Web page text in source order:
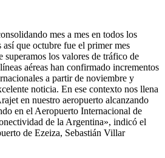
mes a mes en todos los
así que octubre fue el primer mes
superamos los valores de tráfico de
aéreas han confirmado incrementos
a partir de noviembre y
noticia. En ese contexto nos llena
en nuestro aeropuerto alcanzando
en el Aeropuerto Internacional de
de la Argentina», indicó el
de Ezeiza, Sebastián Villar